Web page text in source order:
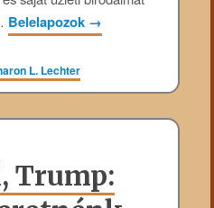
Belelapozok →
L. Lechter
Trump: